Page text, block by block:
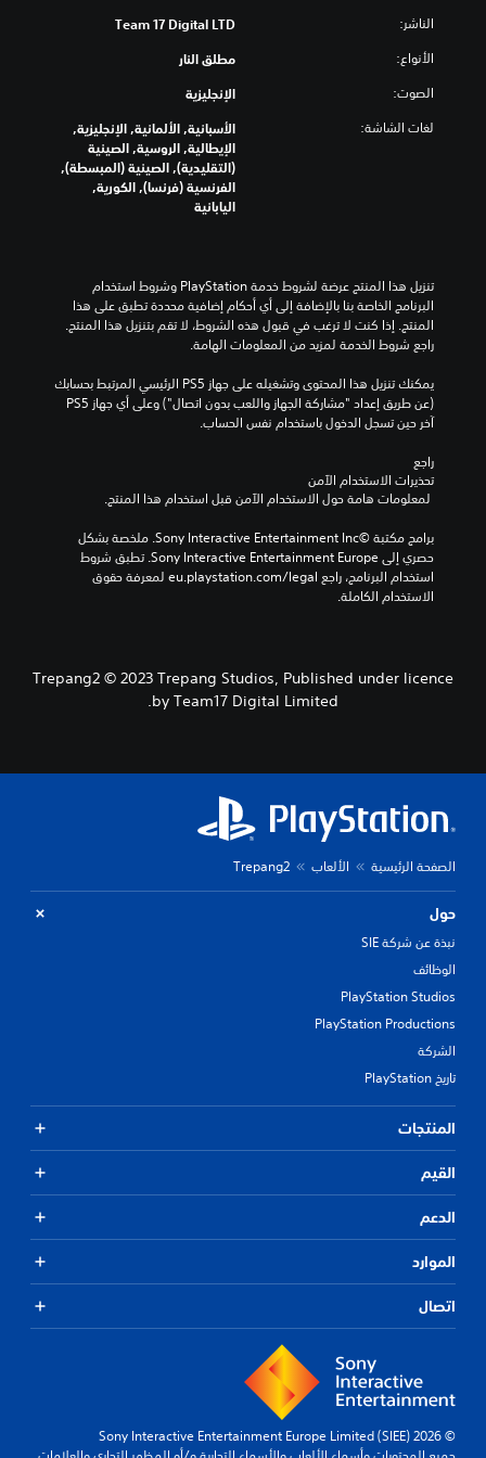
الناشر: Team 17 Digital LTD
الأنواع: مطلق النار
الصوت: الإنجليزية
لغات الشاشة:
الأسبانية, الألمانية, الإنجليزية,
الإيطالية, الروسية, الصينية
(التقليدية), الصينية (المبسطة),
الفرنسية (فرنسا), الكورية,
اليابانية
راجع شروط الخدمة لمزيد من المعلومات الهامة.
آخر حين تسجل الدخول باستخدام نفس الحساب.
راجع
تحذيرات الاستخدام الآمن
الاستخدام الكاملة.
Trepang2 © 2023 Trepang Studios, Published under licence
by Team17 Digital Limited.
الصفحة الرئيسية الألعاب Trepang2
حول
نبذة عن شركة SIE
الوظائف
PlayStation Studios
PlayStation Productions
الشركة
تاريخ PlayStation
المنتجات
القيم
الدعم
الموارد
اتصال
© 2026 Sony Interactive Entertainment Europe Limited (SIEE)